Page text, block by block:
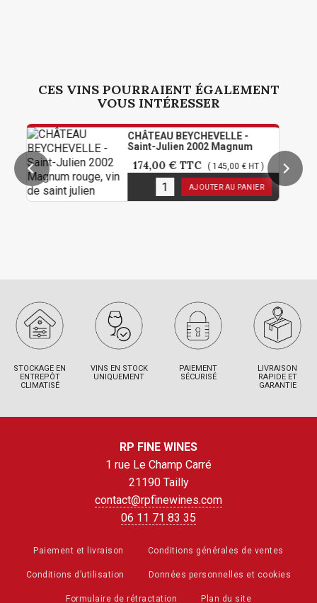
CES VINS POURRAIENT ÉGALEMENT
VOUS INTÉRESSER
CHÂTEAU BEYCHEVELLE -
Saint-Julien 2002 Magnum
174,00 € TTC ( 145,00 € HT )
1en stock AJOUTER AU PANIER
STOCKAGE EN
ENTREPÔT
CLIMATISÉ
VINS EN STOCK
UNIQUEMENT
PAIEMENT
SÉCURISÉ
LIVRAISON
RAPIDE ET
GARANTIE
RP FINE WINES
1 rue Le Champ Carré
21190 Tailly
contact@rpfinewines.com
06 11 71 83 35
Paiement et livraison Conditions générales de ventes
Conditions d’utilisation Données personnelles et cookies
Formulaire de rétractation Plan du site